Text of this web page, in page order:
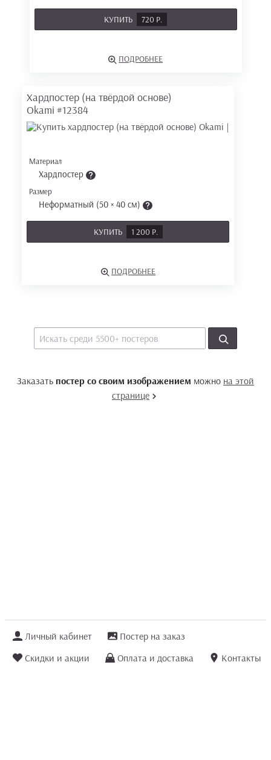
КУПИТЬ 720 Р.
ПОДРОБНЕЕ
Хардпостер (на твёрдой основе)
Okami #12384
Материал
Хардпостер
Размер
Неформатный (50 × 40 см)
КУПИТЬ 1 200 Р.
ПОДРОБНЕЕ
Заказать постер со своим изображением можно на этой
странице
Личный кабинет
Постер на заказ
Скидки и акции
Оплата и доставка
Контакты